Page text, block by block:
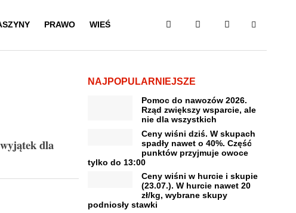
PRAWO WIEŚ
dla
NAJPOPULARNIEJSZE
Pomoc do nawozów 2026.
Rząd zwiększy wsparcie, ale
nie dla wszystkich
Ceny wiśni dziś. W skupach
spadły nawet o 40%. Część
punktów przyjmuje owoce
tylko do 13:00
Ceny wiśni w hurcie i skupie
(23.07.). W hurcie nawet 20
zł/kg, wybrane skupy
podniosły stawki